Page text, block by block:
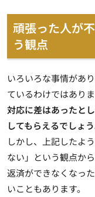
頑張った人が
う観点
いろいろな事情があ
ているわけではありま
対応に差はあったと
してもらえるでしょう
しかし、上記したよ
ない」という観点か
返済ができなくなっ
いこともあります。